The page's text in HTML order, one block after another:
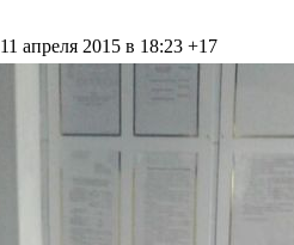
11 апреля 2015 в 18:23 +17